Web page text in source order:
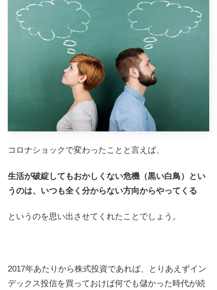
コロナショックで変わったことと言えば、
生活が破綻してもおかしくない危機（黒い白鳥）とい
うのは、いつも全く分からない方向からやってくる
というのを思い出させてくれたことでしょう。
2017年あたりから株式投資であれば、とりあえずイン
デックス投信を買っておけば何でも儲かった時代が続